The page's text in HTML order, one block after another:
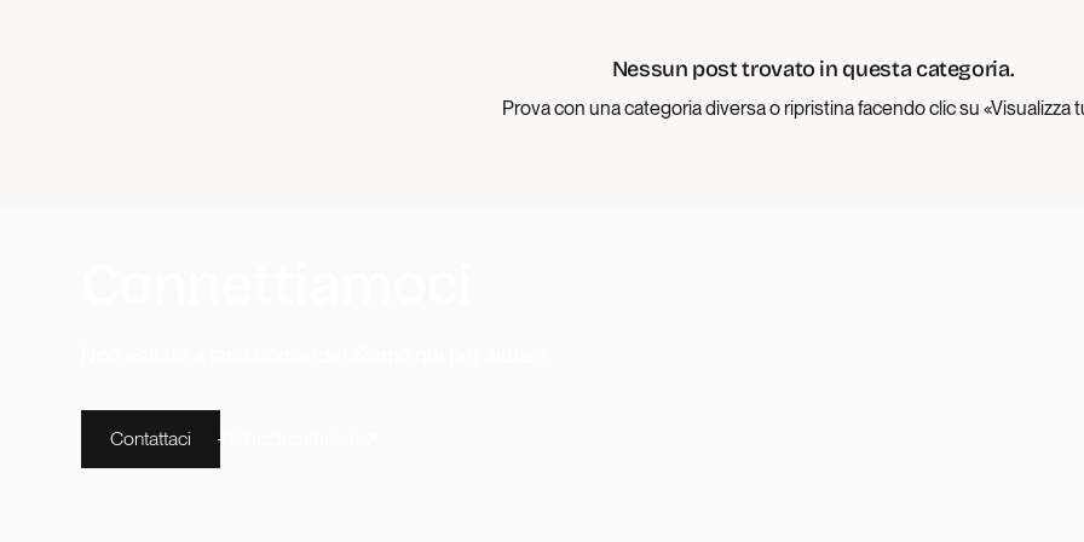
Nessun post trovato in questa categoria.
Prova con una categoria diversa o ripristina facendo clic su «Visualizza
Contattaci